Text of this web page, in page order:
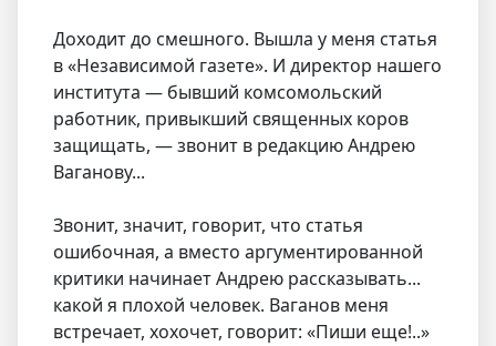
Доходит до смешного. Вышла у меня статья
в «Независимой газете». И директор нашего
института — бывший комсомольский
работник, привыкший священных коров
защищать, — звонит в редакцию Андрею
Ваганову...
Звонит, значит, говорит, что статья
ошибочная, а вместо аргументированной
критики начинает Андрею рассказывать...
какой я плохой человек. Ваганов меня
встречает, хохочет, говорит: «Пиши еще!..»